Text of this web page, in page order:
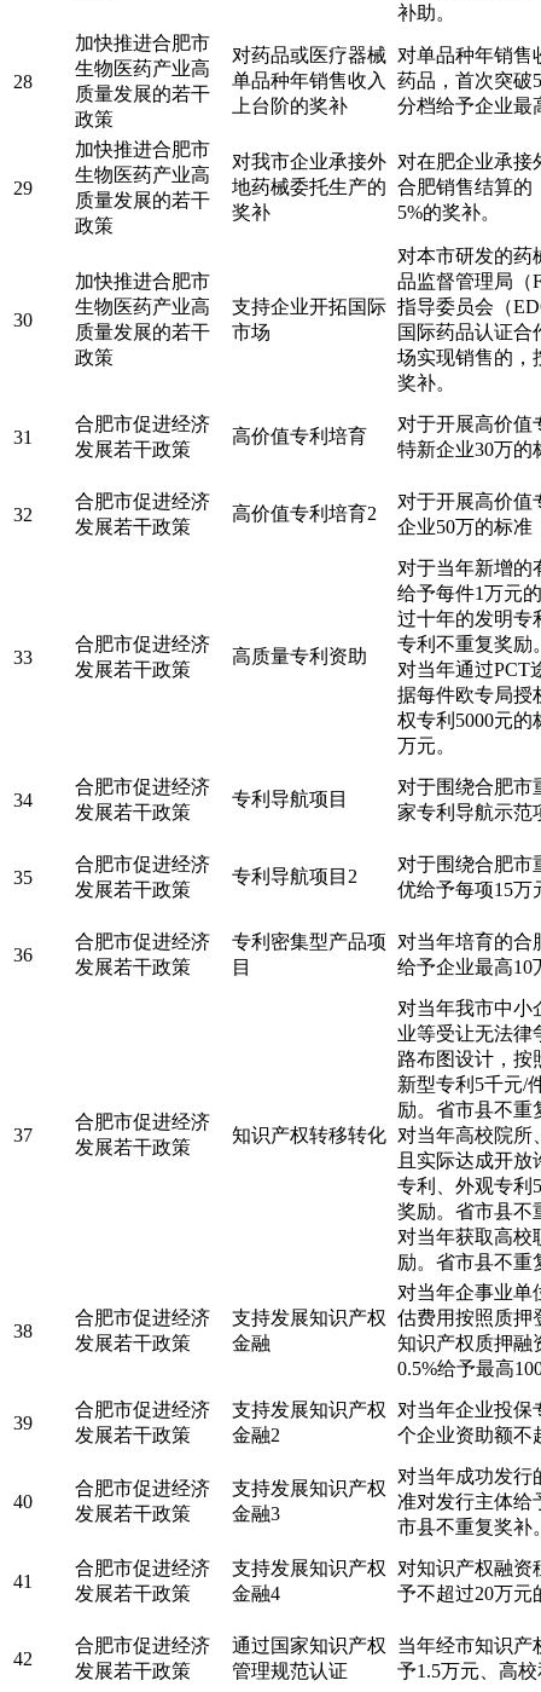
补助。
28
加快推进合肥市
生物医药产业高
质量发展的若干
政策
对药品或医疗器械
单品种年销售收入
上台阶的奖补
对单品种年销售
药品，首次突破
分档给予企业最
29
加快推进合肥市
生物医药产业高
质量发展的若干
政策
对我市企业承接外
地药械委托生产的
奖补
对在肥企业承接
合肥销售结算的
5%的奖补。
30
加快推进合肥市
生物医药产业高
质量发展的若干
政策
支持企业开拓国际
市场
对本市研发的药
品监督管理局（
指导委员会（
国际药品认证合
场实现销售的，
奖补。
31
合肥市促进经济
发展若干政策
高价值专利培育
对于开展高价值
特新企业30万的
32
合肥市促进经济
发展若干政策
高价值专利培育2
对于开展高价值
企业50万的标准
33
合肥市促进经济
发展若干政策
高质量专利资助
对于当年新增的
给予每件1万元
过十年的发明专
专利不重复奖励
对当年通过PCT
据每件欧专局授
权专利5000元
万元。
34
合肥市促进经济
发展若干政策
专利导航项目
对于围绕合肥市
家专利导航示范
35
合肥市促进经济
发展若干政策
专利导航项目2
对于围绕合肥市
优给予每项15万
36
合肥市促进经济
发展若干政策
专利密集型产品项
目
对当年培育的合
给予企业最高10
37
合肥市促进经济
发展若干政策
知识产权转移转化
对当年我市中小
业等受让无法律
路布图设计，按
新型专利5千元/
励。省市县不重
对当年高校院所
且实际达成开
专利、外观专利
奖励。省市县不
对当年获取高校
励。省市县不重
38
合肥市促进经济
发展若干政策
支持发展知识产权
金融
对当年企事业单
估费用按照质押
知识产权质押融
0.5%给予最高
39
合肥市促进经济
发展若干政策
支持发展知识产权
金融2
对当年企业投保
个企业资助额不
40
合肥市促进经济
发展若干政策
支持发展知识产权
金融3
对当年成功发行
准对发行主体给
市县不重复奖补
41
合肥市促进经济
发展若干政策
支持发展知识产权
金融4
对知识产权融资
予不超过20万元
42
合肥市促进经济
发展若干政策
通过国家知识产权
管理规范认证
当年经市知识产
予1.5万元、高